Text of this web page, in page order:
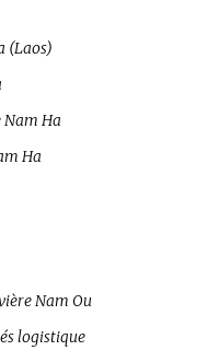
(Laos)
Ha
Ha
Nam Ou
logistique